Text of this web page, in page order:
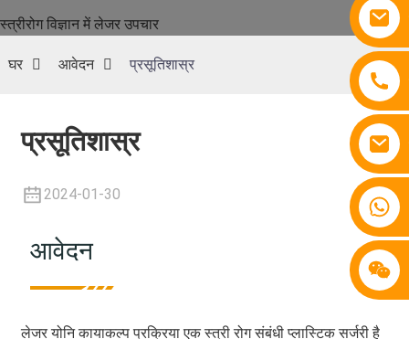
स्त्रीरोग विज्ञान में लेजर उपचार
घर आवेदन प्रसूतिशास्र
प्रसूतिशास्र
2024-01-30
आवेदन
लेजर योनि कायाकल्प प्रक्रिया एक स्त्री रोग संबंधी प्लास्टिक सर्जरी है